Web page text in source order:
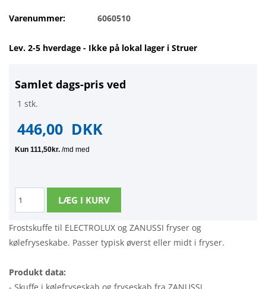
Varenummer: 6060510
Lev. 2-5 hverdage - Ikke på lokal lager i Struer
Samlet dags-pris ved
1 stk.
446,00 DKK
Frostskuffe til ELECTROLUX og ZANUSSI fryser og
kølefryseskabe. Passer typisk øverst eller midt i fryser.
Produkt data: